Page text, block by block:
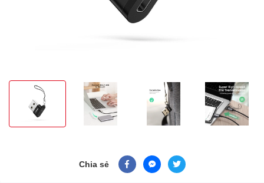
Chia sẻ